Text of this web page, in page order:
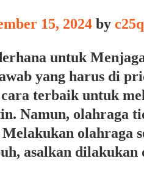
15, 2024 by
untuk
yang harus di
terbaik untuk
Namun, olahraga
olahraga
asalkan